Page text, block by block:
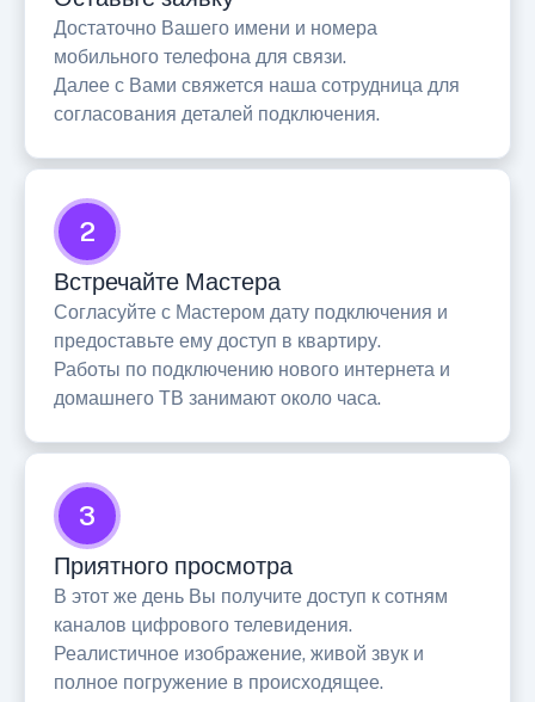
Достаточно Вашего имени и номера
мобильного телефона для связи.
Далее с Вами свяжется наша сотрудница для
согласования деталей подключения.
2
Встречайте Мастера
Согласуйте с Мастером дату подключения и
предоставьте ему доступ в квартиру.
Работы по подключению нового интернета и
домашнего ТВ занимают около часа.
3
Приятного просмотра
В этот же день Вы получите доступ к сотням
каналов цифрового телевидения.
Реалистичное изображение, живой звук и
полное погружение в происходящее.